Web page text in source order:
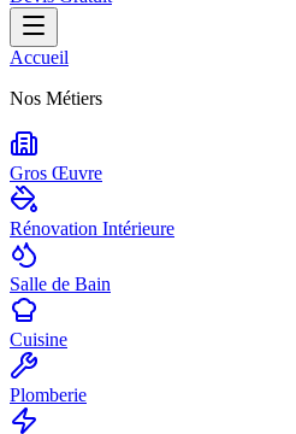
Accueil
Nos Métiers
Gros Œuvre
Rénovation Intérieure
Salle de Bain
Cuisine
Plomberie